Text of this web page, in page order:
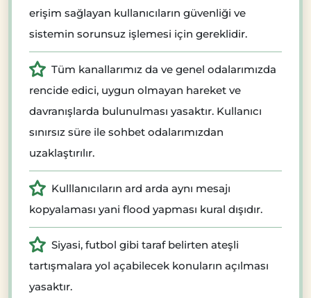
erişim sağlayan kullanıcıların güvenliği ve
sistemin sorunsuz işlemesi için gereklidir.
Tüm kanallarımız da ve genel odalarımızda
rencide edici, uygun olmayan hareket ve
davranışlarda bulunulması yasaktır. Kullanıcı
sınırsız süre ile sohbet odalarımızdan
uzaklaştırılır.
Kulllanıcıların ard arda aynı mesajı
kopyalaması yani flood yapması kural dışıdır.
Siyasi, futbol gibi taraf belirten ateşli
tartışmalara yol açabilecek konuların açılması
yasaktır.